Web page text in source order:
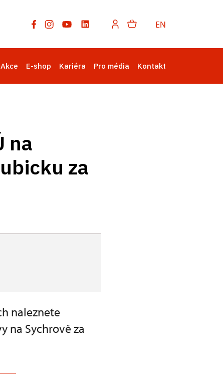
EN
Akce E-shop Kariéra Pro média Kontakt
na
za
naleznete
na Sychrově za